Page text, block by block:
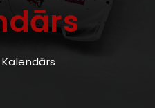
Kalendārs